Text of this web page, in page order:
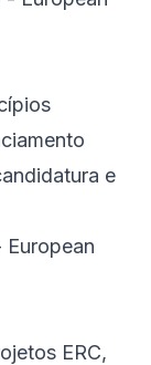
e
ERC,